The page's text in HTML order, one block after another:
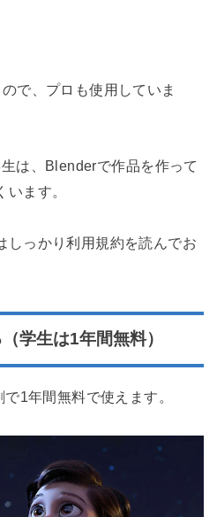
で、プロも使用していま
は、Blenderで作品を作って
ます。
しっかり利用規約を読んでお
学生は1年間無料）
1年間無料で使えます。